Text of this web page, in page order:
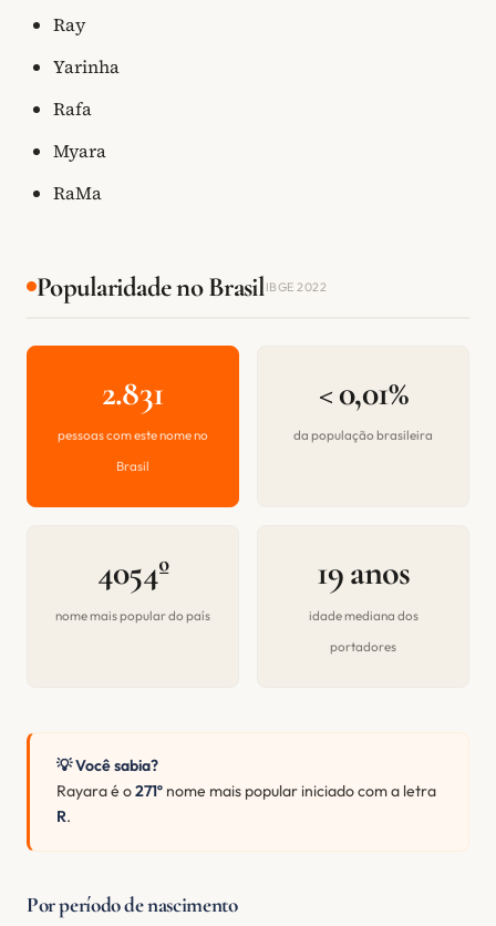
Ray
Yarinha
Rafa
Myara
RaMa
Popularidade no BrasilIBGE 2022
2.831
pessoas com este nome no
Brasil
< 0,01%
da população brasileira
4054º
nome mais popular do país
19 anos
idade mediana dos
portadores
💡 Você sabia?
Rayara é o271º nome mais popular iniciado com a letra
R.
Por período de nascimento